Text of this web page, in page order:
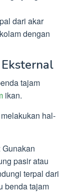
dari akar
dengan
tajam
ikan.
hal-
Gunakan
pasir atau
terpal dari
benda tajam